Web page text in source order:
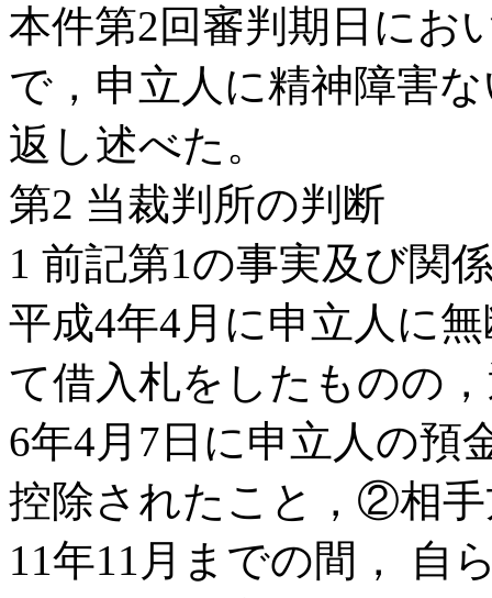
本件第2回審判期日にお
で，申立人に精神障害
返し述べた。
第2 当裁判所の判断
1 前記第1の事実及び関
平成4年4月に申立人に
て借入札をしたものの
6年4月7日に申立人の預
控除されたこと，②相手
11年11月までの間， 自